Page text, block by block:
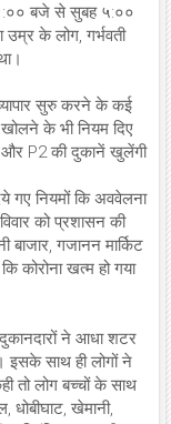
९:०० बजे से सुबह ५:००
उम्र के लोग, गर्भवती
सुरु करने के कई
के भी नियम दिए
P2 की दुकानें खुलेंगी
गए नियमों कि अववेलना
को प्रशासन की
गजानन मार्किट
कोरोना खत्म हो गया
ने आधा शटर
इसके साथ ही लोगों ने
तो लोग बच्चों के साथ
धोबीघाट, खेमानी,